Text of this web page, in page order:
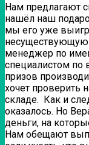
Нам предлагают
нашёл наш
мы его уже
несуществующую
менеджер по
специалистом по
призов
хочет проверить
складе. Как и
оказалось. Но
деньги, на
Нам обещают